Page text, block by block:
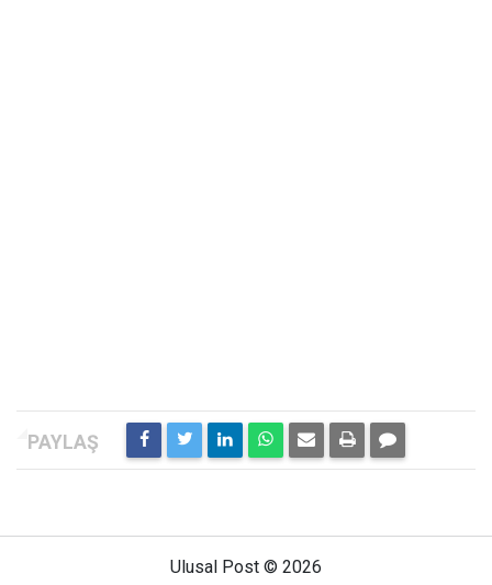
Ulusal Post © 2026